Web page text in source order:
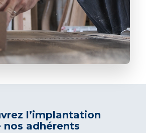
l’implantation
nos adhérents